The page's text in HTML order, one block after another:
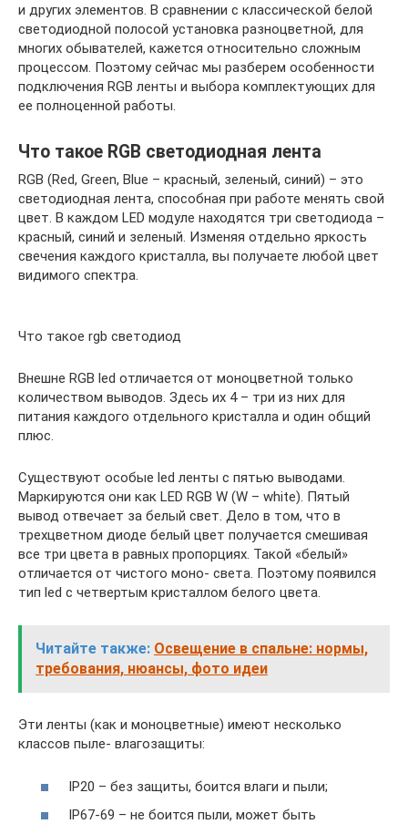
и других элементов. В сравнении с классической белой
светодиодной полосой установка разноцветной, для
многих обывателей, кажется относительно сложным
процессом. Поэтому сейчас мы разберем особенности
подключения RGB ленты и выбора комплектующих для
ее полноценной работы.
Что такое RGB светодиодная лента
RGB (Red, Green, Blue – красный, зеленый, синий) – это
светодиодная лента, способная при работе менять свой
цвет. В каждом LED модуле находятся три светодиода –
красный, синий и зеленый. Изменяя отдельно яркость
свечения каждого кристалла, вы получаете любой цвет
видимого спектра.
Что такое rgb светодиод
Внешне RGB led отличается от моноцветной только
количеством выводов. Здесь их 4 – три из них для
питания каждого отдельного кристалла и один общий
плюс.
Существуют особые led ленты с пятью выводами.
Маркируются они как LED RGB W (W – white). Пятый
вывод отвечает за белый свет. Дело в том, что в
трехцветном диоде белый цвет получается смешивая
все три цвета в равных пропорциях. Такой «белый»
отличается от чистого моно- света. Поэтому появился
тип led с четвертым кристаллом белого цвета.
Читайте также: Освещение в спальне: нормы,
требования, нюансы, фото идеи
Эти ленты (как и моноцветные) имеют несколько
классов пыле- влагозащиты:
IP20 – без защиты, боится влаги и пыли;
IP67-69 – не боится пыли, может быть